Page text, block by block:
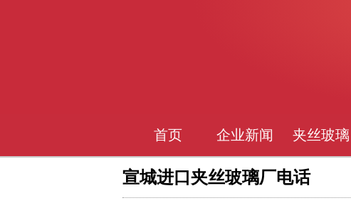
首页 企业新闻 夹丝玻璃
宣城进口夹丝玻璃厂电话